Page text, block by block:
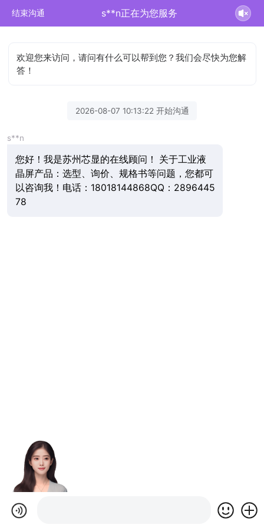
结束沟通 s**n正在为您服务
欢迎您来访问，请问有什么可以帮到您？我们会尽快为您解
答！
2026-08-07 10:13:22 开始沟通
s**n
您好！我是苏州芯显的在线顾问！ 关于工业液
晶屏产品：选型、询价、规格书等问题，您都可
以咨询我！电话：18018144868QQ：2896445
78